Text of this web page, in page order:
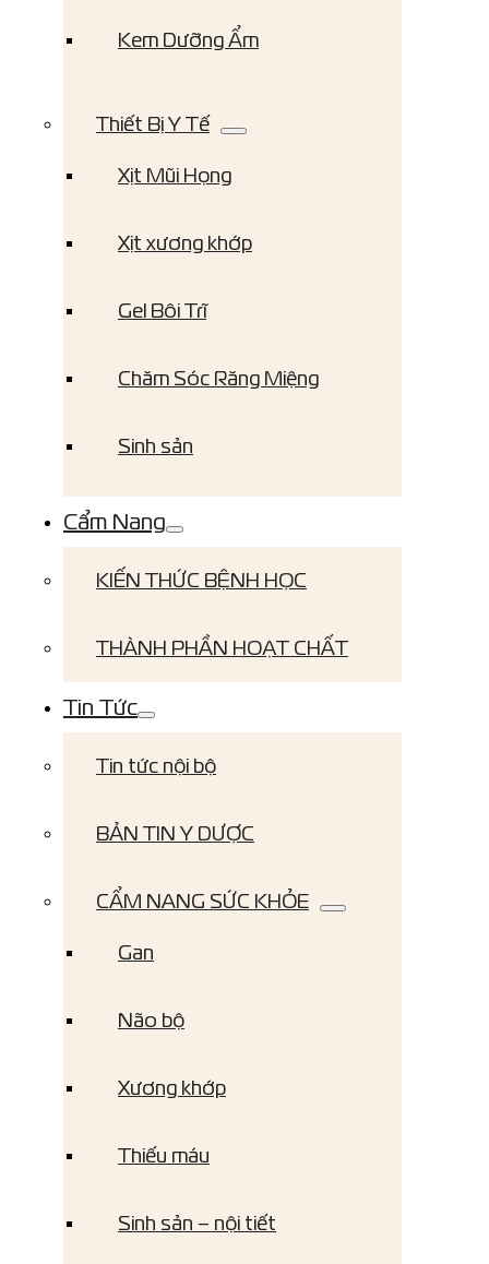
Kem Dưỡng Ẩm
Thiết Bị Y Tế
Xịt Mũi Họng
Xịt xương khớp
Gel Bôi Trĩ
Chăm Sóc Răng Miệng
Sinh sản
Cẩm Nang
KIẾN THỨC BỆNH HỌC
THÀNH PHẦN HOẠT CHẤT
Tin Tức
Tin tức nội bộ
BẢN TIN Y DƯỢC
CẨM NANG SỨC KHỎE
Gan
Não bộ
Xương khớp
Thiếu máu
Sinh sản – nội tiết